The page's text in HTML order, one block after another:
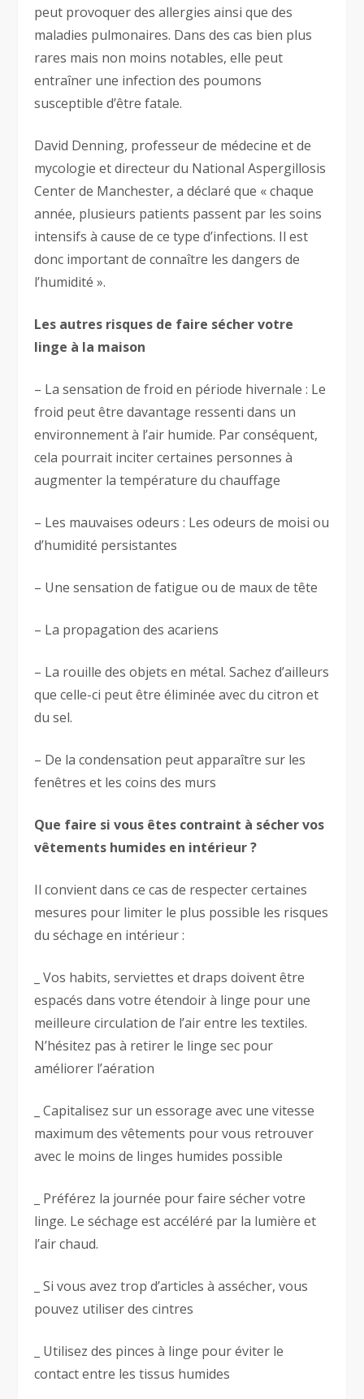
peut provoquer des allergies ainsi que des
maladies pulmonaires. Dans des cas bien plus
rares mais non moins notables, elle peut
entraîner une infection des poumons
susceptible d’être fatale.
David Denning, professeur de médecine et de
mycologie et directeur du National Aspergillosis
Center de Manchester, a déclaré que « chaque
année, plusieurs patients passent par les soins
intensifs à cause de ce type d’infections. Il est
donc important de connaître les dangers de
l’humidité ».
Les autres risques de faire sécher votre
linge à la maison
– La sensation de froid en période hivernale : Le
froid peut être davantage ressenti dans un
environnement à l’air humide. Par conséquent,
cela pourrait inciter certaines personnes à
augmenter la température du chauffage
– Les mauvaises odeurs : Les odeurs de moisi ou
d’humidité persistantes
– Une sensation de fatigue ou de maux de tête
– La propagation des acariens
– La rouille des objets en métal. Sachez d’ailleurs
que celle-ci peut être éliminée avec du citron et
du sel.
– De la condensation peut apparaître sur les
fenêtres et les coins des murs
Que faire si vous êtes contraint à sécher vos
vêtements humides en intérieur ?
Il convient dans ce cas de respecter certaines
mesures pour limiter le plus possible les risques
du séchage en intérieur :
_ Vos habits, serviettes et draps doivent être
espacés dans votre étendoir à linge pour une
meilleure circulation de l’air entre les textiles.
N’hésitez pas à retirer le linge sec pour
améliorer l’aération
_ Capitalisez sur un essorage avec une vitesse
maximum des vêtements pour vous retrouver
avec le moins de linges humides possible
_ Préférez la journée pour faire sécher votre
linge. Le séchage est accéléré par la lumière et
l’air chaud.
_ Si vous avez trop d’articles à assécher, vous
pouvez utiliser des cintres
_ Utilisez des pinces à linge pour éviter le
contact entre les tissus humides